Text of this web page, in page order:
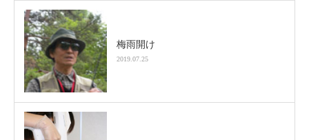
梅雨開け
2019.07.25